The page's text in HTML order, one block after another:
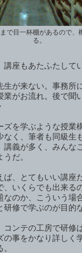
で目一杯棚があるので、
る。
座もあたふたして
生が来ない。事務所
業がお流れ。後で聞
ズを学ぶような授業
く、筆者も同級生
講義が多く、みんな
だ。
ば、とてもいい講座
いくらでも出来る
なのか、こういう場
修で学ぶのが目的
コンテの工房で研修
の事をかなり詳しく